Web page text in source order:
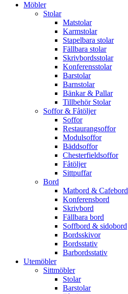
Möbler
Stolar
Matstolar
Karmstolar
Stapelbara stolar
Fällbara stolar
Skrivbordsstolar
Konferensstolar
Barstolar
Barnstolar
Bänkar & Pallar
Tillbehör Stolar
Soffor & Fåtöljer
Soffor
Restaurangsoffor
Modulsoffor
Bäddsoffor
Chesterfieldsoffor
Fåtöljer
Sittpuffar
Bord
Matbord & Cafebord
Konferensbord
Skrivbord
Fällbara bord
Soffbord & sidobord
Bordsskivor
Bordsstativ
Barbordsstativ
Utemöbler
Sittmöbler
Stolar
Barstolar